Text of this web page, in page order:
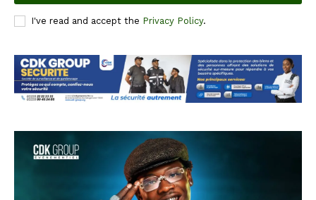
I've read and accept the Privacy Policy.